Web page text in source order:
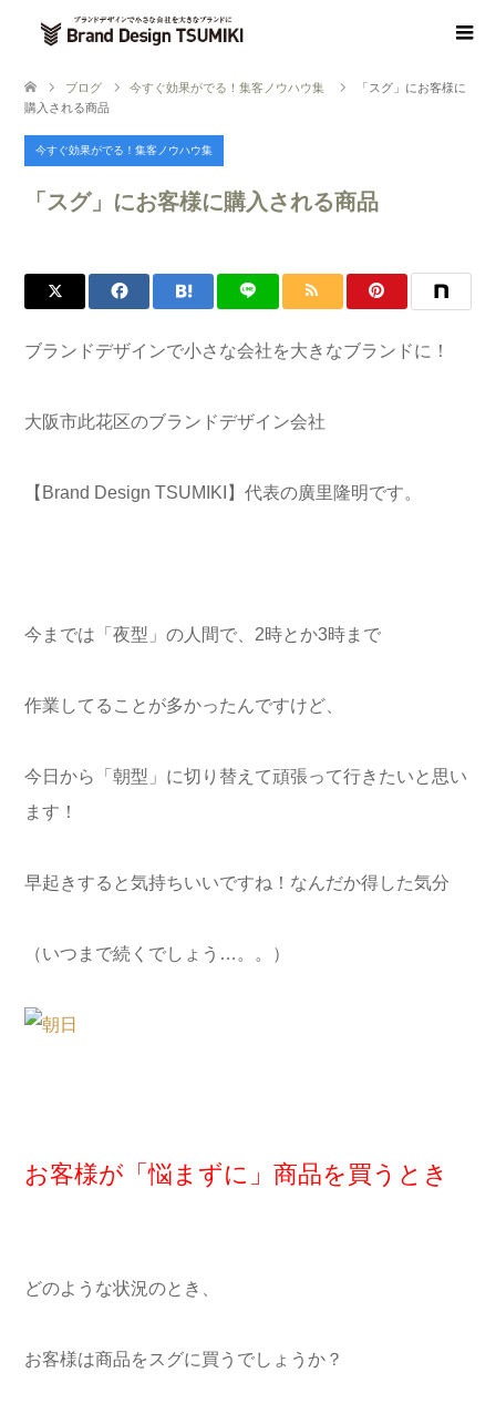
ブログ 今すぐ効果がでる！集客ノウハウ集
「スグ」にお客様に
購入される商品
今すぐ効果がでる！集客ノウハウ集
「スグ」にお客様に購入される商品
ブランドデザインで小さな会社を大きなブランドに！
大阪市此花区のブランドデザイン会社
【Brand Design TSUMIKI】代表の廣里隆明です。
今までは「夜型」の人間で、2時とか3時まで
作業してることが多かったんですけど、
今日から「朝型」に切り替えて頑張って行きたいと思い
ます！
早起きすると気持ちいいですね！なんだか得した気分
（いつまで続くでしょう…。。）
お客様が「悩まずに」商品を買うとき
どのような状況のとき、
お客様は商品をスグに買うでしょうか？